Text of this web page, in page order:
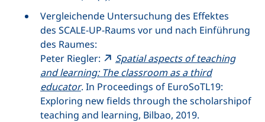
Vergleichende Untersuchung des Effektes
des SCALE-UP-Raums vor und nach Einführung
des Raumes:
Peter Riegler:
Spatial aspects of teaching
and learning: The classroom as a third
educator. In Proceedings of EuroSoTL19:
Exploring new fields through the scholarshipof
teaching and learning, Bilbao, 2019.